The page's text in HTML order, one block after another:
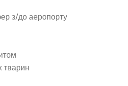
з/до аеропорту
тварин